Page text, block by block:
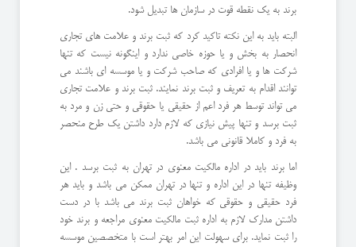
برند به یک نقطه قوت در سازمان ها تبدیل شود.
البته باید به این نکته تاکید کرد که ثبت برند و علامت های تجاری
انحصار به بخش و یا حوزه خاصی ندارد و اینگونه نیست که تنها
شرکت ها و یا افرادی که صاحب شرکت و یا موسسه ای باشند می
توانند اقدام به تعریف و ثبت برند نمایند. ثبت برند و علامت تجاری
می تواند توسط هر فرد اعم از حقیقی یا حقوقی و حتی زن و مرد به
ثبت برسد و تنها پیش نیازی که لازم دارد داشتن یک طرح منحصر
به فرد و کاملا قانونی می باشد.
اما برند باید در اداره مالکیت معنوی در تهران به ثبت برسد . این
وظیفه تنها در این اداره و تنها در تهران ممکن می باشد و باید هر
فرد حقیقی و حقوقی که خواهان ثبت برند می باشد با در دست
داشتن مدارک لازم به اداره ثبت مالکیت معنوی مراجعه و برند خود
را ثبت نماید. برای سهولت این امر بهتر است با متخصصین موسسه